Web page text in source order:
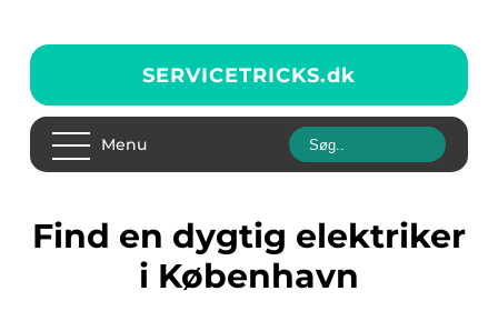
SERVICETRICKS.dk
Menu
Find en dygtig elektriker
i København